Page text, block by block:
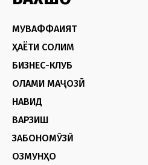
МУВАФФАҚИЯТ
ҲАЁТИ СОЛИМ
БИЗНЕС-КЛУБ
ОЛАМИ МАҶОЗӢ
НАВИД
ВАРЗИШ
ЗАБОНОМӮЗӢ
ОЗМУНҲО